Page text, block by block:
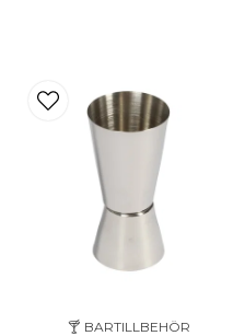
🍸 BARTILLBEHÖR